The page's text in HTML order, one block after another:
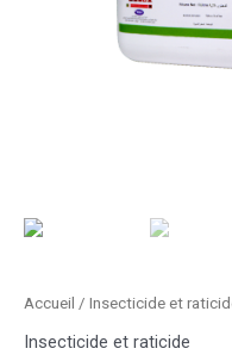
Accueil / Insecticide et
Insecticide et raticide